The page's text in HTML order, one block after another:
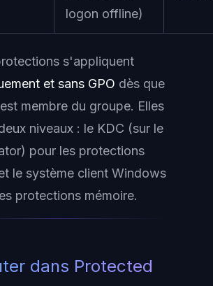
logon offline)
s'appliquent
et sans GPO dès que
membre du groupe. Elles
niveaux : le KDC (sur le
pour les protections
le système client Windows
protections mémoire.
dans Protected